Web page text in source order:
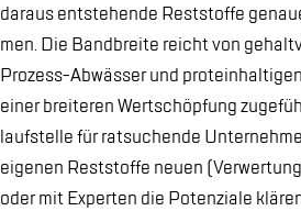
dar­aus ent­ste­hen­de Rest­stof­fe
men. Die Band­brei­te reicht von
Pro­zess-Ab­wäs­ser und
ei­ner brei­te­ren Wert­schöp­fung
lauf­stel­le für rat­su­chen­de
ei­ge­nen Rest­stof­fe neu­en
oder mit Ex­per­ten die Po­ten­zia­le